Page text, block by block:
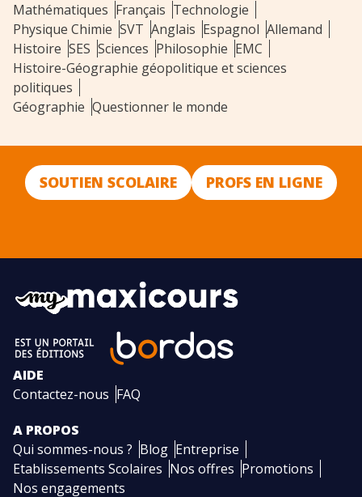
Mathématiques Français Technologie
Physique Chimie SVT Anglais Espagnol Allemand
Histoire SES Sciences Philosophie EMC
Histoire-Géographie géopolitique et sciences
politiques
Géographie Questionner le monde
SOUTIEN SCOLAIRE PROFS EN LIGNE
AIDE
Contactez-nous FAQ
A PROPOS
Qui sommes-nous ? Blog Entreprise
Etablissements Scolaires Nos offres Promotions
Nos engagements